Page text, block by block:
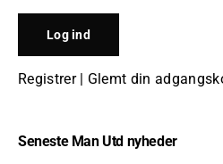
Registrer| Glemt din
Seneste Man Utd nyheder